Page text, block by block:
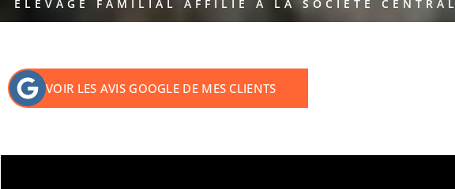
ÉLEVAGE FAMILIAL AFFILIÉ À LA SOCIÉTÉ
VOIR LES AVIS GOOGLE DE MES CLIENTS